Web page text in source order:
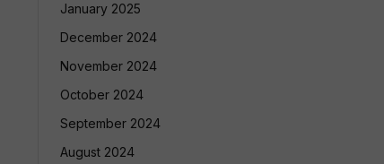
January 2025
December 2024
November 2024
October 2024
September 2024
August 2024